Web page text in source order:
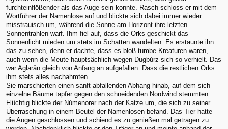
furchteinflößender als das Auge sein konnte. Rasch schloss er mit dem
Wortführer der Namenlose auf und blickte sich dabei immer wieder
misstrauisch um, während die Sonne am Horizont ihre letzten
Sonnentrahlen warf. Ihm fiel auf, dass die Orks geschickt das
Sonnenlicht mieden um stets im Schatten wandelten. Es erstaunte ihn
das zu sehen, denn er dachte, dass es bloß tumbe Kreaturen waren,
auch wenn die Meute hauptsächlich wegen Dugbúrz sich so verhielt. Das
war Aglarân gleich von Anfang an aufgefallen: Dass die restlichen Orks
ihm stets alles nachahmten.
Sie marschierten einen sanft abfallenden Abhang hinab, auf dem sich
einzelne Bäume tapfer gegen den schneidenden Nordwind stemmten.
Flüchtig blickte der Númenorer nach der Katze um, die sich zu seiner
Überraschung in einem Beutel der Namenlosen befand. Das Tier hatte
die Augen geschlossen und schiend es zu genießen mal getragen zu